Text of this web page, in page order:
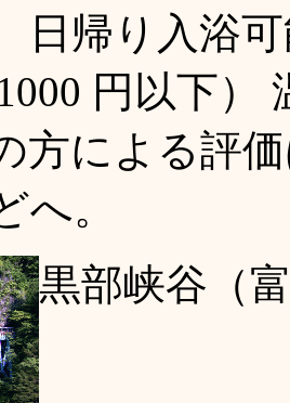
日帰り入浴
円以下）
方による評
へ。
黒部峡谷（